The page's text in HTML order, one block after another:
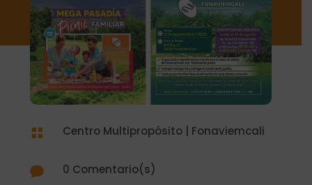
 Centro Multipropósito Fonaviemcali
 0 Comentario(s)